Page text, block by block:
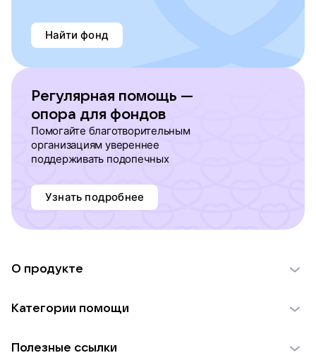
Найти фонд
Регулярная помощь —
опора для фондов
Помогайте благотворительным
организациям увереннее
поддерживать подопечных
Узнать подробнее
О продукте
Использование материалов
Категории помощи
Полезные ссылки